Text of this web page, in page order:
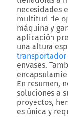
necesidades
multitud de
máquina y
aplicación
una altura
transportador
envases.
En resumen,
soluciones a
proyectos,
es única y